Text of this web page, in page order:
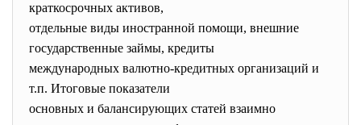
краткосрочных активов,
отдельные виды иностранной помощи, внешние
государственные займы, кредиты
международных валютно-кредитных организаций и
т.п. Итоговые показатели
основных и балансирующих статей взаимно